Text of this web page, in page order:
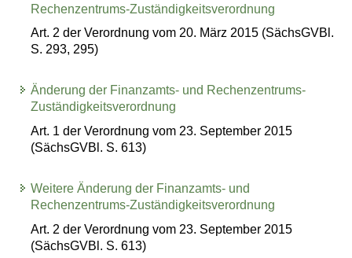
Rechenzentrums-Zuständigkeitsverordnung
Art. 2 der Verordnung vom 20. März 2015 (SächsGVBl.
S. 293, 295)
Änderung der Finanzamts- und Rechenzentrums-
Zuständigkeitsverordnung
Art. 1 der Verordnung vom 23. September 2015
(SächsGVBl. S. 613)
Weitere Änderung der Finanzamts- und
Rechenzentrums-Zuständigkeitsverordnung
Art. 2 der Verordnung vom 23. September 2015
(SächsGVBl. S. 613)